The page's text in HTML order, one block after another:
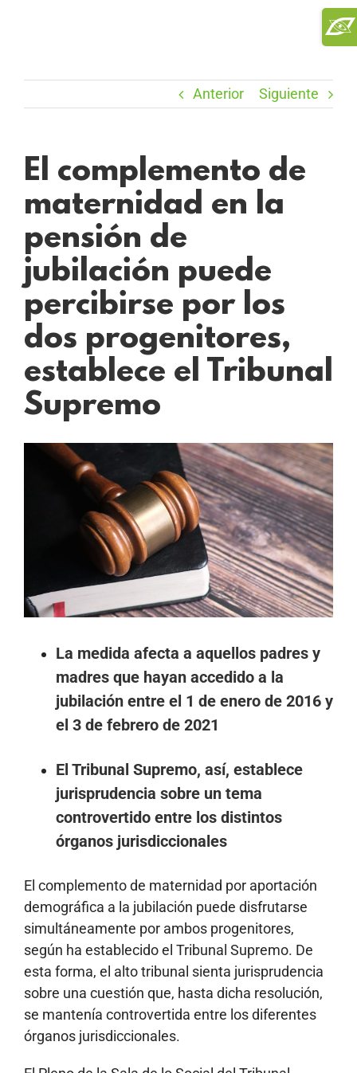
Anterior Siguiente
El complemento de
maternidad en la
pensión de
jubilación puede
percibirse por los
dos progenitores,
establece el Tribunal
Supremo
La medida afecta a aquellos padres y
madres que hayan accedido a la
jubilación entre el 1 de enero de 2016 y
el 3 de febrero de 2021
El Tribunal Supremo, así, establece
jurisprudencia sobre un tema
controvertido entre los distintos
órganos jurisdiccionales
El complemento de maternidad por aportación
demográfica a la jubilación puede disfrutarse
simultáneamente por ambos progenitores,
según ha establecido el Tribunal Supremo. De
esta forma, el alto tribunal sienta jurisprudencia
sobre una cuestión que, hasta dicha resolución,
se mantenía controvertida entre los diferentes
órganos jurisdiccionales.
Area